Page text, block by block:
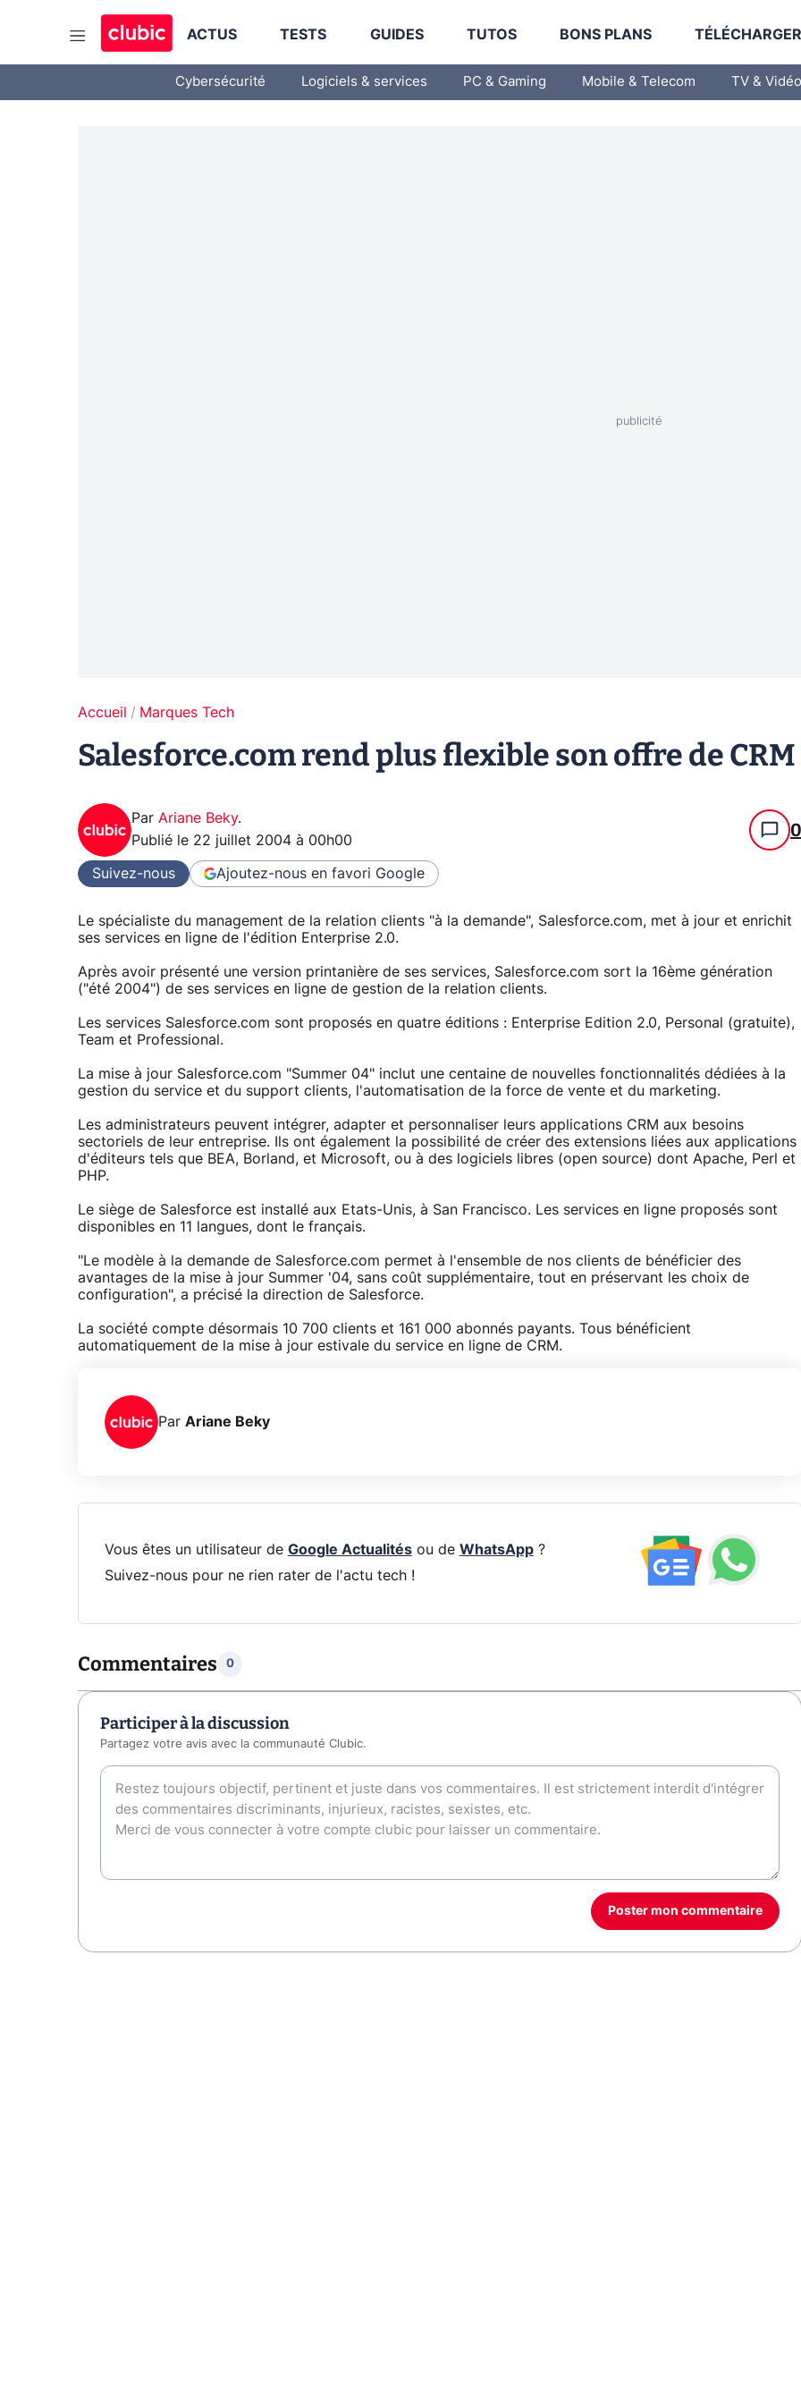
ACTUS TESTS GUIDES TUTOS BONS PLANS
Cybersécurité Logiciels & services PC & Gaming Mobile & Telecom TV & Vidéo
Accueil Marques Tech
Salesforce.com rend plus flexible son offre de CRM
Par Ariane Beky.
Publié le 22 juillet 2004 à 00h00 0
Suivez-nous Ajoutez-nous en favori Google
Le spécialiste du management de la relation clients "à la demande", Salesforce.com, met à jour et enrichit
ses services en ligne de l'édition Enterprise 2.0.
Après avoir présenté une version printanière de ses services, Salesforce.com sort la 16ème génération
("été 2004") de ses services en ligne de gestion de la relation clients.
Les services Salesforce.com sont proposés en quatre éditions : Enterprise Edition 2.0, Personal (gratuite),
Team et Professional.
La mise à jour Salesforce.com "Summer 04" inclut une centaine de nouvelles fonctionnalités dédiées à la
gestion du service et du support clients, l'automatisation de la force de vente et du marketing.
Les administrateurs peuvent intégrer, adapter et personnaliser leurs applications CRM aux besoins
sectoriels de leur entreprise. Ils ont également la possibilité de créer des extensions liées aux applications
d'éditeurs tels que BEA, Borland, et Microsoft, ou à des logiciels libres (open source) dont Apache, Perl et
PHP.
Le siège de Salesforce est installé aux Etats-Unis, à San Francisco. Les services en ligne proposés sont
disponibles en 11 langues, dont le français.
"Le modèle à la demande de Salesforce.com permet à l'ensemble de nos clients de bénéficier des
avantages de la mise à jour Summer '04, sans coût supplémentaire, tout en préservant les choix de
configuration", a précisé la direction de Salesforce.
La société compte désormais 10 700 clients et 161 000 abonnés payants. Tous bénéficient
automatiquement de la mise à jour estivale du service en ligne de CRM.
Par Ariane Beky
Vous êtes un utilisateur de Google Actualitésou de WhatsApp?
Suivez-nous pour ne rien rater de l'actu tech !
Commentaires 0
Participer à la discussion
Partagez votre avis avec la communauté Clubic.
Poster mon commentaire